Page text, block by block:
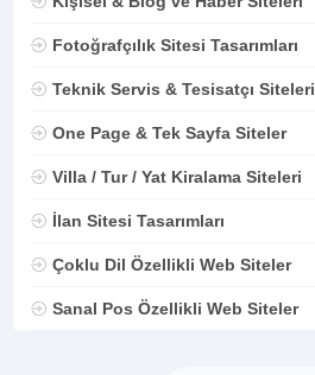
Fotoğrafçılık Sitesi Tasarımları
Teknik Servis & Tesisatçı Siteleri
One Page & Tek Sayfa Siteler
Villa / Tur / Yat Kiralama Siteleri
İlan Sitesi Tasarımları
Çoklu Dil Özellikli Web Siteler
Sanal Pos Özellikli Web Siteler